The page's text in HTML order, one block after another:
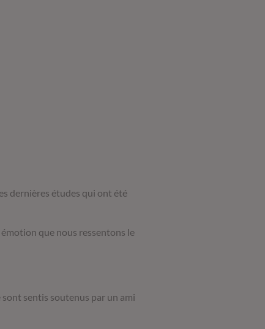
dernières études qui ont été
que nous ressentons le
sont sentis soutenus par un ami